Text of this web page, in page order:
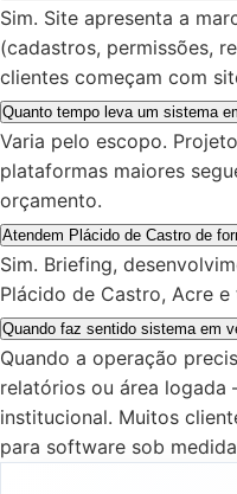
Sim. Site apresenta a
(cadastros, permissões,
clientes começam com
Quanto tempo leva um sistema
Varia pelo escopo.
plataformas maiores
orçamento.
Atendem Plácido de Castro de
Sim. Briefing,
Plácido de Castro, Acre
Quando faz sentido sistema em
Quando a operação
relatórios ou área
institucional. Muitos
para software sob